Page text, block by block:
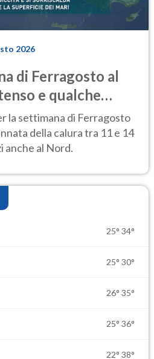
2026
di Ferragosto al
e qualche
la settimana di Ferragosto
della calura tra 11 e 14
anche al Nord.
25° 34°
25° 30°
26° 35°
25° 36°
22° 38°